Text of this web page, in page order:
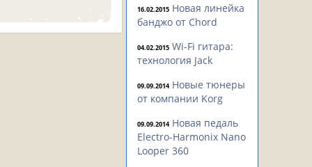
16.02.2015 Новая линейка
банджо от Chord
04.02.2015 Wi-Fi гитара:
технология Jack
09.09.2014 Новые тюнеры
от компании Korg
09.09.2014 Новая педаль
Electro-Harmonix Nano
Looper 360